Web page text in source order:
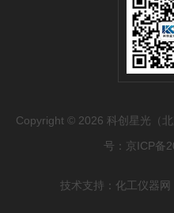
Copyright © 2026 科创星光（
号：京ICP备
技术支持： 化工仪器网